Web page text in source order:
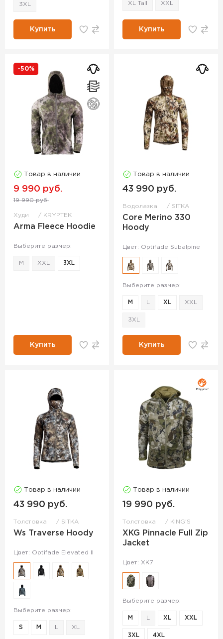
3XL
Купить
XL Tall XXL
Купить
-50%
Товар в наличии
9 990 руб.
19 990 руб.
Худи KRYPTEK
Arma Fleece Hoodie
Выберите размер:
M XXL 3XL
Купить
Товар в наличии
43 990 руб.
Водолазка SITKA
Core Merino 330
Hoody
Цвет: Optifade Subalpine
Выберите размер:
M XL XXL
3XL
Купить
Товар в наличии
43 990 руб.
Толстовка SITKA
Ws Traverse Hoody
Цвет: Optifade Elevated II
Выберите размер:
S M XL
Товар в наличии
19 990 руб.
Толстовка KING'S
XKG Pinnacle Full Zip
Jacket
Цвет: XK7
Выберите размер:
M XL XXL
3XL 4XL